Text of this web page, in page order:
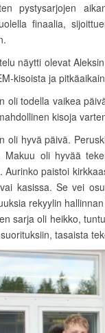
pystysarjojen
finaalia,
näytti olevat
kisoista ja
oli todella vaikea
kisoja
oli hyvä päivä.
Makuu oli hyvää
Aurinko paistoi
kasissa. Se vei
rekyylin
sarja oli heikko,
tasaista